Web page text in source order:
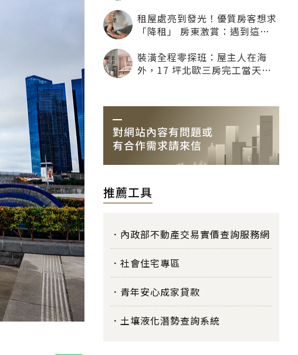
租屋處亮到發光！優質房客想求
「降租」 房東激賞：遇到這種
裝潢全程零探班：屋主人在海
外，17 坪北歐三房完工當天才
推薦工具
內政部不動產交易實價查詢服務網
社會住宅專區
青年安心成家貸款
土壤液化潛勢查詢系統